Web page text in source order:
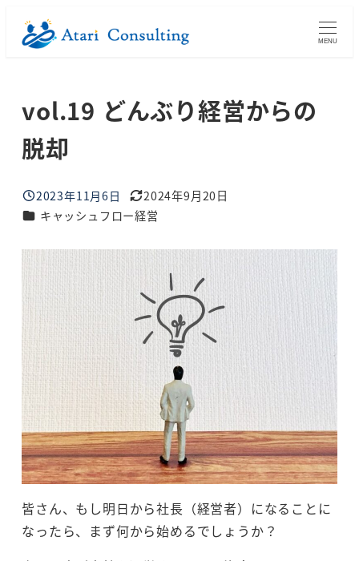
MENU
vol.19 どんぶり経営からの
脱却
投稿日
2023年11月6日
更新日
2024年9月20日
ブログカテゴリー
キャッシュフロー経営
皆さん、もし明日から社長（経営者）になることに
なったら、まず何から始めるでしょうか？